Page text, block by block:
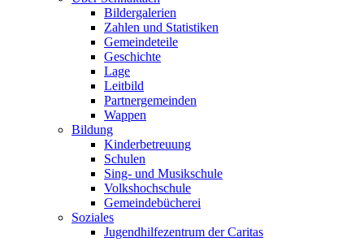
Bildergalerien
Zahlen und Statistiken
Gemeindeteile
Geschichte
Lage
Leitbild
Partnergemeinden
Wappen
Bildung
Kinderbetreuung
Schulen
Sing- und Musikschule
Volkshochschule
Gemeindebücherei
Soziales
Jugendhilfezentrum der Caritas